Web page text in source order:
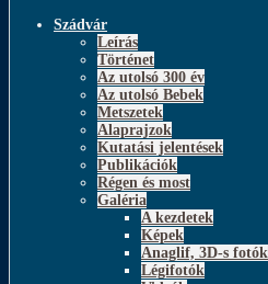
Szádvár
Leírás
Történet
Az utolsó 300 év
Az utolsó Bebek
Metszetek
Alaprajzok
Kutatási jelentések
Publikációk
Régen és most
Galéria
A kezdetek
Képek
Anaglif, 3D-s fotók
Légifotók